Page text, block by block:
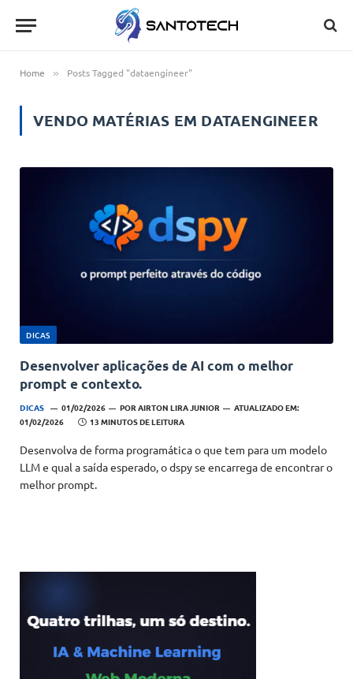
Home » Posts Tagged "dataengineer"
VENDO MATÉRIAS EM DATAENGINEER
DICAS
Desenvolver aplicações de AI com o melhor
prompt e contexto.
DICAS 01/02/2026 POR AIRTON LIRA JUNIOR
ATUALIZADO EM:
01/02/2026
13 MINUTOS DE LEITURA
Desenvolva de forma programática o que tem para um modelo
LLM e qual a saída esperado, o dspy se encarrega de encontrar o
melhor prompt.